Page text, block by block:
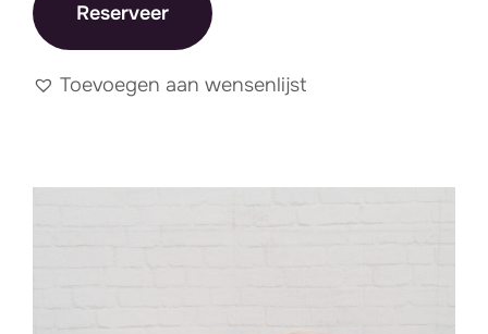
Reserveer
Toevoegen aan wensenlijst